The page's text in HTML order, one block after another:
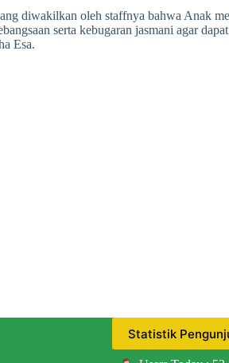
diwakilkan oleh staffnya bahwa Anak
serta kebugaran jasmani agar
Esa.
Statistik